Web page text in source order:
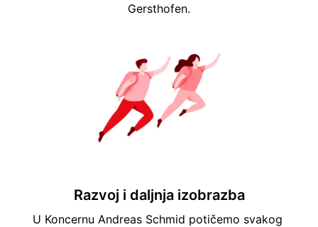
Gersthofen.
Razvoj i daljnja izobrazba
U Koncernu Andreas Schmid potičemo svakog